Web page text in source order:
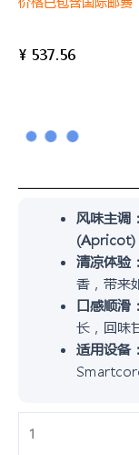
¥ 537.56
风味主调：
(Apricot)
清凉体验：
香，带来
口感顺滑：
长，回味
适用设备：